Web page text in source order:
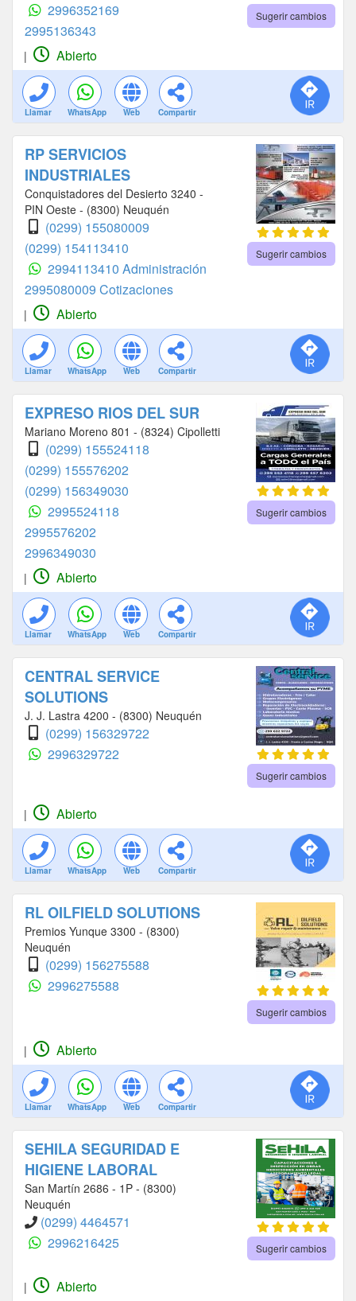
2996352169
2995136343
Sugerir cambios
| Abierto
Llamar WhatsApp Web Compartir
RP SERVICIOS
INDUSTRIALES
Conquistadores del Desierto 3240 -
PIN Oeste - (8300) Neuquén
(0299) 155080009
(0299) 154113410
2994113410 Administración
2995080009 Cotizaciones
Sugerir cambios
| Abierto
Llamar WhatsApp Web Compartir
EXPRESO RIOS DEL SUR
Mariano Moreno 801 - (8324) Cipolletti
(0299) 155524118
(0299) 155576202
(0299) 156349030
2995524118
2995576202
2996349030
Sugerir cambios
| Abierto
Llamar WhatsApp Web Compartir
CENTRAL SERVICE
SOLUTIONS
J. J. Lastra 4200 - (8300) Neuquén
(0299) 156329722
2996329722
Sugerir cambios
| Abierto
Llamar WhatsApp Web Compartir
RL OILFIELD SOLUTIONS
Premios Yunque 3300 - (8300)
Neuquén
(0299) 156275588
2996275588
Sugerir cambios
| Abierto
Llamar WhatsApp Web Compartir
SEHILA SEGURIDAD E
HIGIENE LABORAL
San Martín 2686 - 1P - (8300)
Neuquén
(0299) 4464571
2996216425
Sugerir cambios
| Abierto